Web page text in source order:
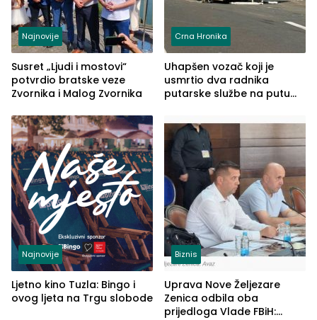
Najnovije
Susret „Ljudi i mostovi“
potvrdio bratske veze
Zvornika i Malog Zvornika
Crna Hronika
Uhapšen vozač koji je
usmrtio dva radnika
putarske službe na putu
(FOTO)
Najnovije
Ljetno kino Tuzla: Bingo i
ovog ljeta na Trgu slobode
Biznis
Uprava Nove Željezare
Zenica odbila oba
prijedloga Vlade FBiH: